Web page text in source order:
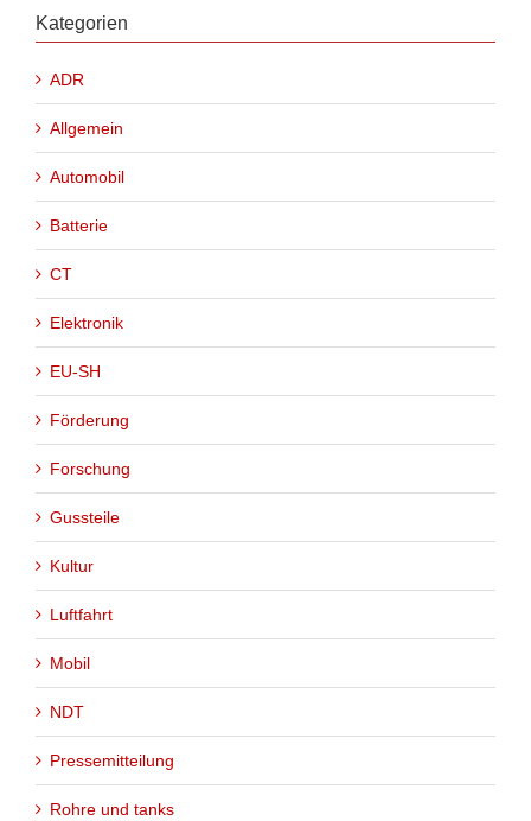
Kategorien
ADR
Allgemein
Automobil
Batterie
CT
Elektronik
EU-SH
Förderung
Forschung
Gussteile
Kultur
Luftfahrt
Mobil
NDT
Pressemitteilung
Rohre und tanks